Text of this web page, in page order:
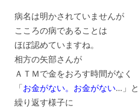
病名は明かされていませんが
こころの病であることは
ほぼ認めていますね。
相方の矢部さんが
ＡＴＭで金をおろす時間がなく
「お金がない。お金がない…」と
繰り返す様子に